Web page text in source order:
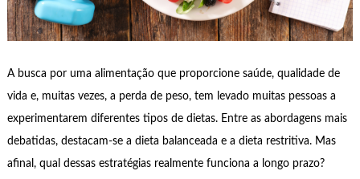
A busca por uma alimentação que proporcione saúde, qualidade de
vida e, muitas vezes, a perda de peso, tem levado muitas pessoas a
experimentarem diferentes tipos de dietas. Entre as abordagens mais
debatidas, destacam-se a dieta balanceada e a dieta restritiva. Mas
afinal, qual dessas estratégias realmente funciona a longo prazo?